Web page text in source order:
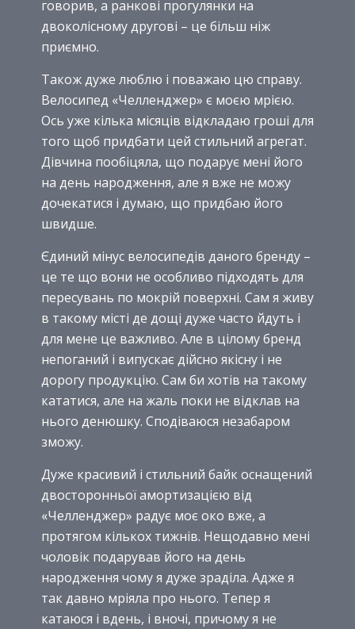
говорив, а ранкові прогулянки на
двоколісному другові – це більш ніж
приємно.
Також дуже люблю і поважаю цю справу.
Велосипед «Челленджер» є моєю мрією.
Ось уже кілька місяців відкладаю гроші для
того щоб придбати цей стильний агрегат.
Дівчина пообіцяла, що подарує мені його
на день народження, але я вже не можу
дочекатися і думаю, що придбаю його
швидше.
Єдиний мінус велосипедів даного бренду –
це те що вони не особливо підходять для
пересувань по мокрій поверхні. Сам я живу
в такому місті де дощі дуже часто йдуть і
для мене це важливо. Але в цілому бренд
непоганий і випускає дійсно якісну і не
дорогу продукцію. Сам би хотів на такому
кататися, але на жаль поки не відклав на
нього денюшку. Сподіваюся незабаром
зможу.
Дуже красивий і стильний байк оснащений
двосторонньої амортизацією від
«Челленджер» радує моє око вже, а
протягом кількох тижнів. Нещодавно мені
чоловік подарував його на день
народження чому я дуже зраділа. Адже я
так давно мріяла про нього. Тепер я
катаюся і вдень, і вночі, причому я не